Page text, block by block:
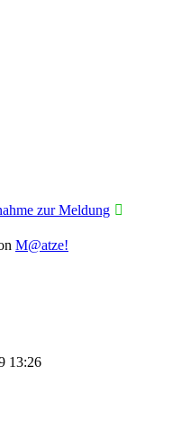
zur Meldung
M@atze!
13:26